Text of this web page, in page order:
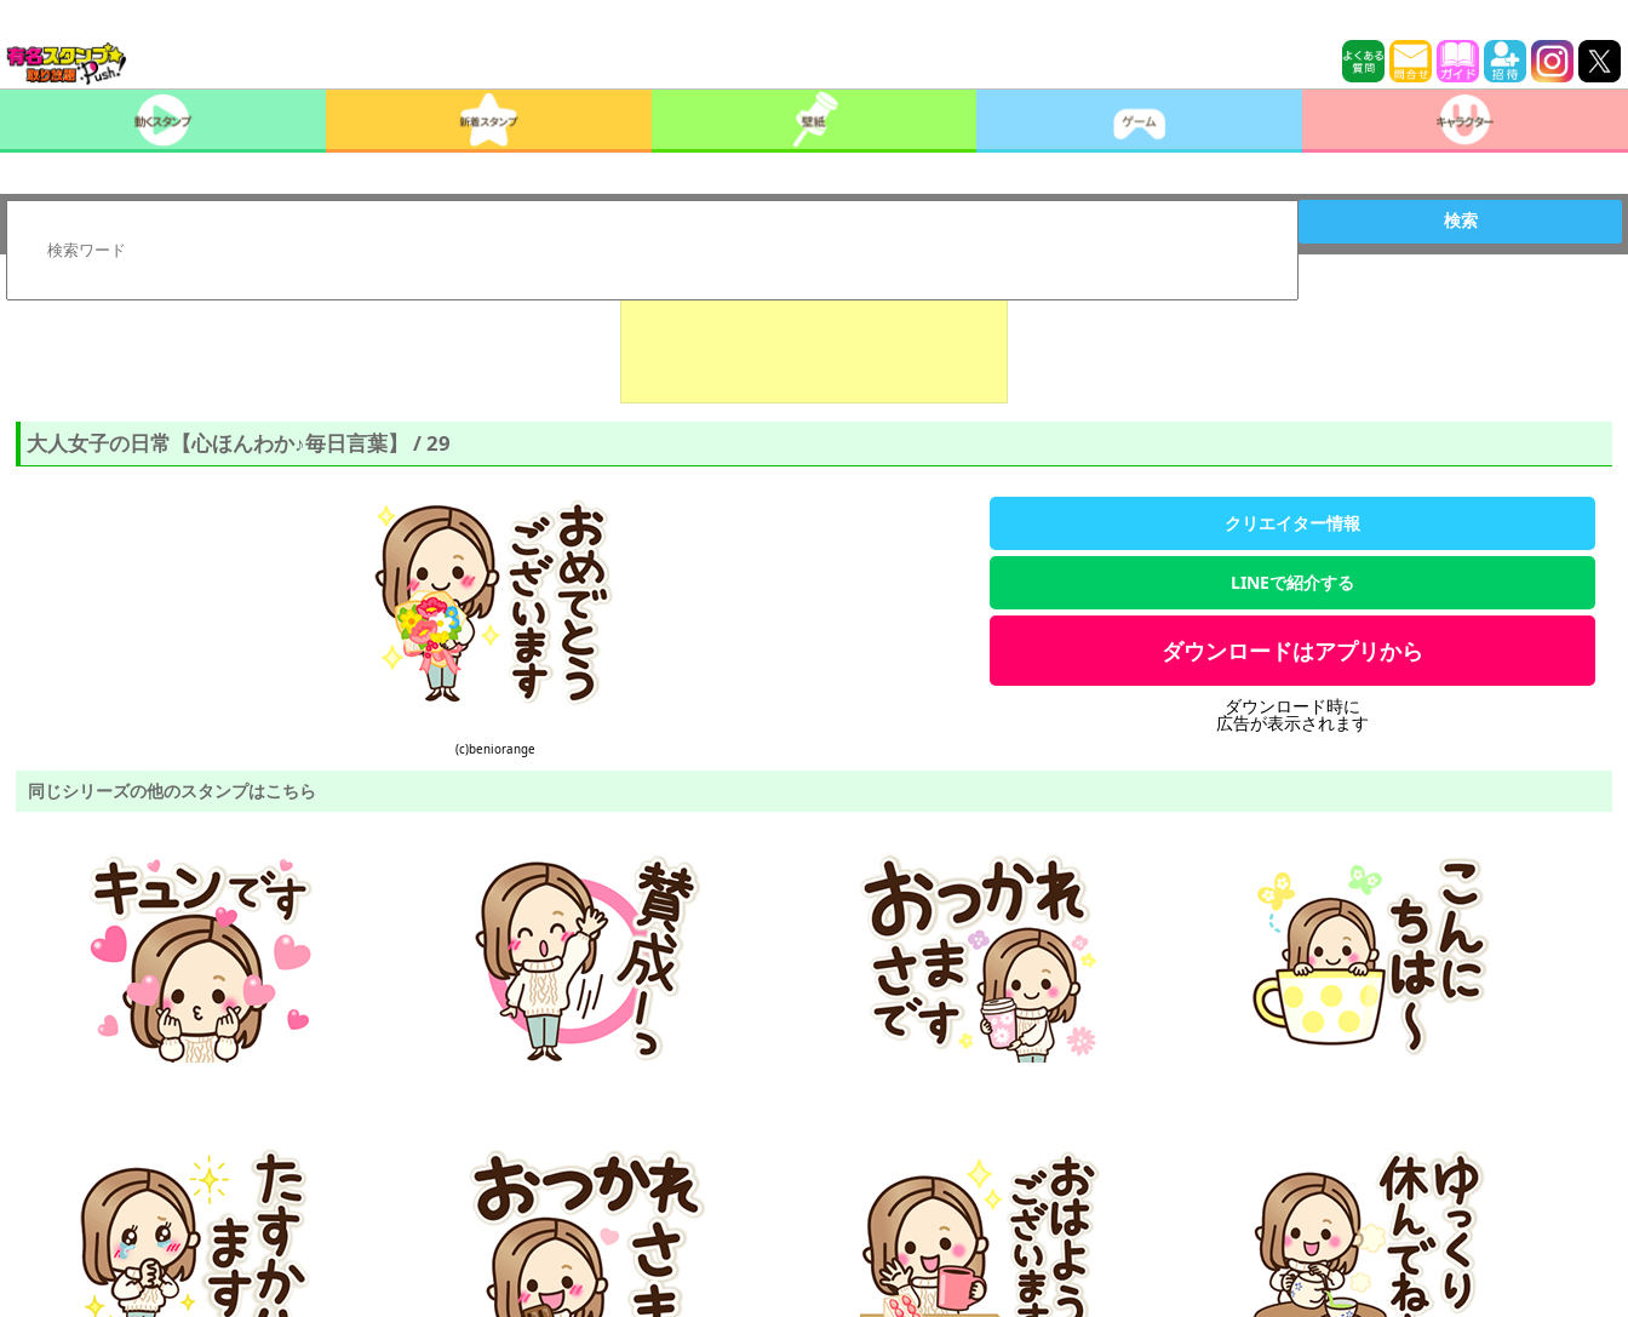
検索
大人女子の日常【心ほんわか♪毎日言葉】 / 29
(c)beniorange
クリエイター情報
LINEで紹介する
ダウンロードはアプリから
ダウンロード時に
広告が表示されます
同じシリーズの他のスタンプはこちら